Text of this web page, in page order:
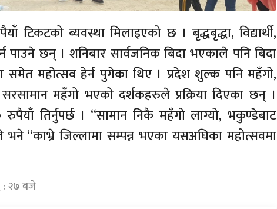
टिकटको ब्यवस्था मिलाइएको छ । बृद्धबृद्धा, विद्यार्थी,
छन् । शनिबार सार्वजनिक बिदा भएकाले पनि बिदा
महोत्सव हेर्न पुगेका थिए । प्रदेश शुल्क पनि महँगो,
महँगो भएको दर्शकहरुले प्रक्रिया दिएका छन् ।
तिर्नुपर्छ । “सामान निकै महँगो लाग्यो, भकुण्डेबाट
“काभ्रे जिल्लामा सम्पन्न भएका यसअघिका महोत्सवमा
: २७ बजे